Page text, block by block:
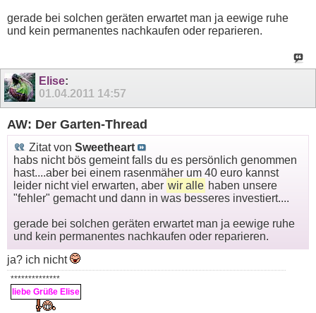
gerade bei solchen geräten erwartet man ja eewige ruhe
und kein permanentes nachkaufen oder reparieren.
Elise:
01.04.2011 14:57
AW: Der Garten-Thread
Zitat von Sweetheart
habs nicht bös gemeint falls du es persönlich genommen
hast....aber bei einem rasenmäher um 40 euro kannst
leider nicht viel erwarten, aber wir alle haben unsere
"fehler" gemacht und dann in was besseres investiert....
gerade bei solchen geräten erwartet man ja eewige ruhe
und kein permanentes nachkaufen oder reparieren.
ja? ich nicht
**************
liebe Grüße Elise